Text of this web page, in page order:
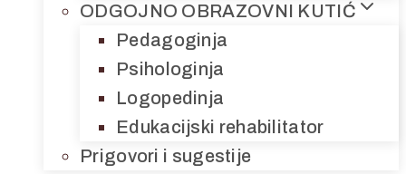
ODGOJNO OBRAZOVNI KUTIĆ
Pedagoginja
Psihologinja
Logopedinja
Edukacijski rehabilitator
Prigovori i sugestije